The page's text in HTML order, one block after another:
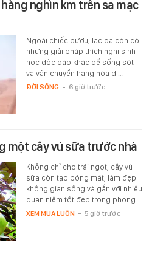
nghìn km trên sa mạc
Ngoài chiếc bướu, lạc đà còn có
những giải pháp thích nghi sinh
học độc đáo khác để sống sót
và vận chuyển hàng hóa di…
ĐỜI SỐNG - 6 giờ trước
một cây vú sữa trước nhà
Không chỉ cho trái ngọt, cây vú
sữa còn tạo bóng mát, làm đẹp
không gian sống và gắn với nhiều
quan niệm tốt đẹp trong phong…
XEM MUA LUÔN - 5 giờ trước